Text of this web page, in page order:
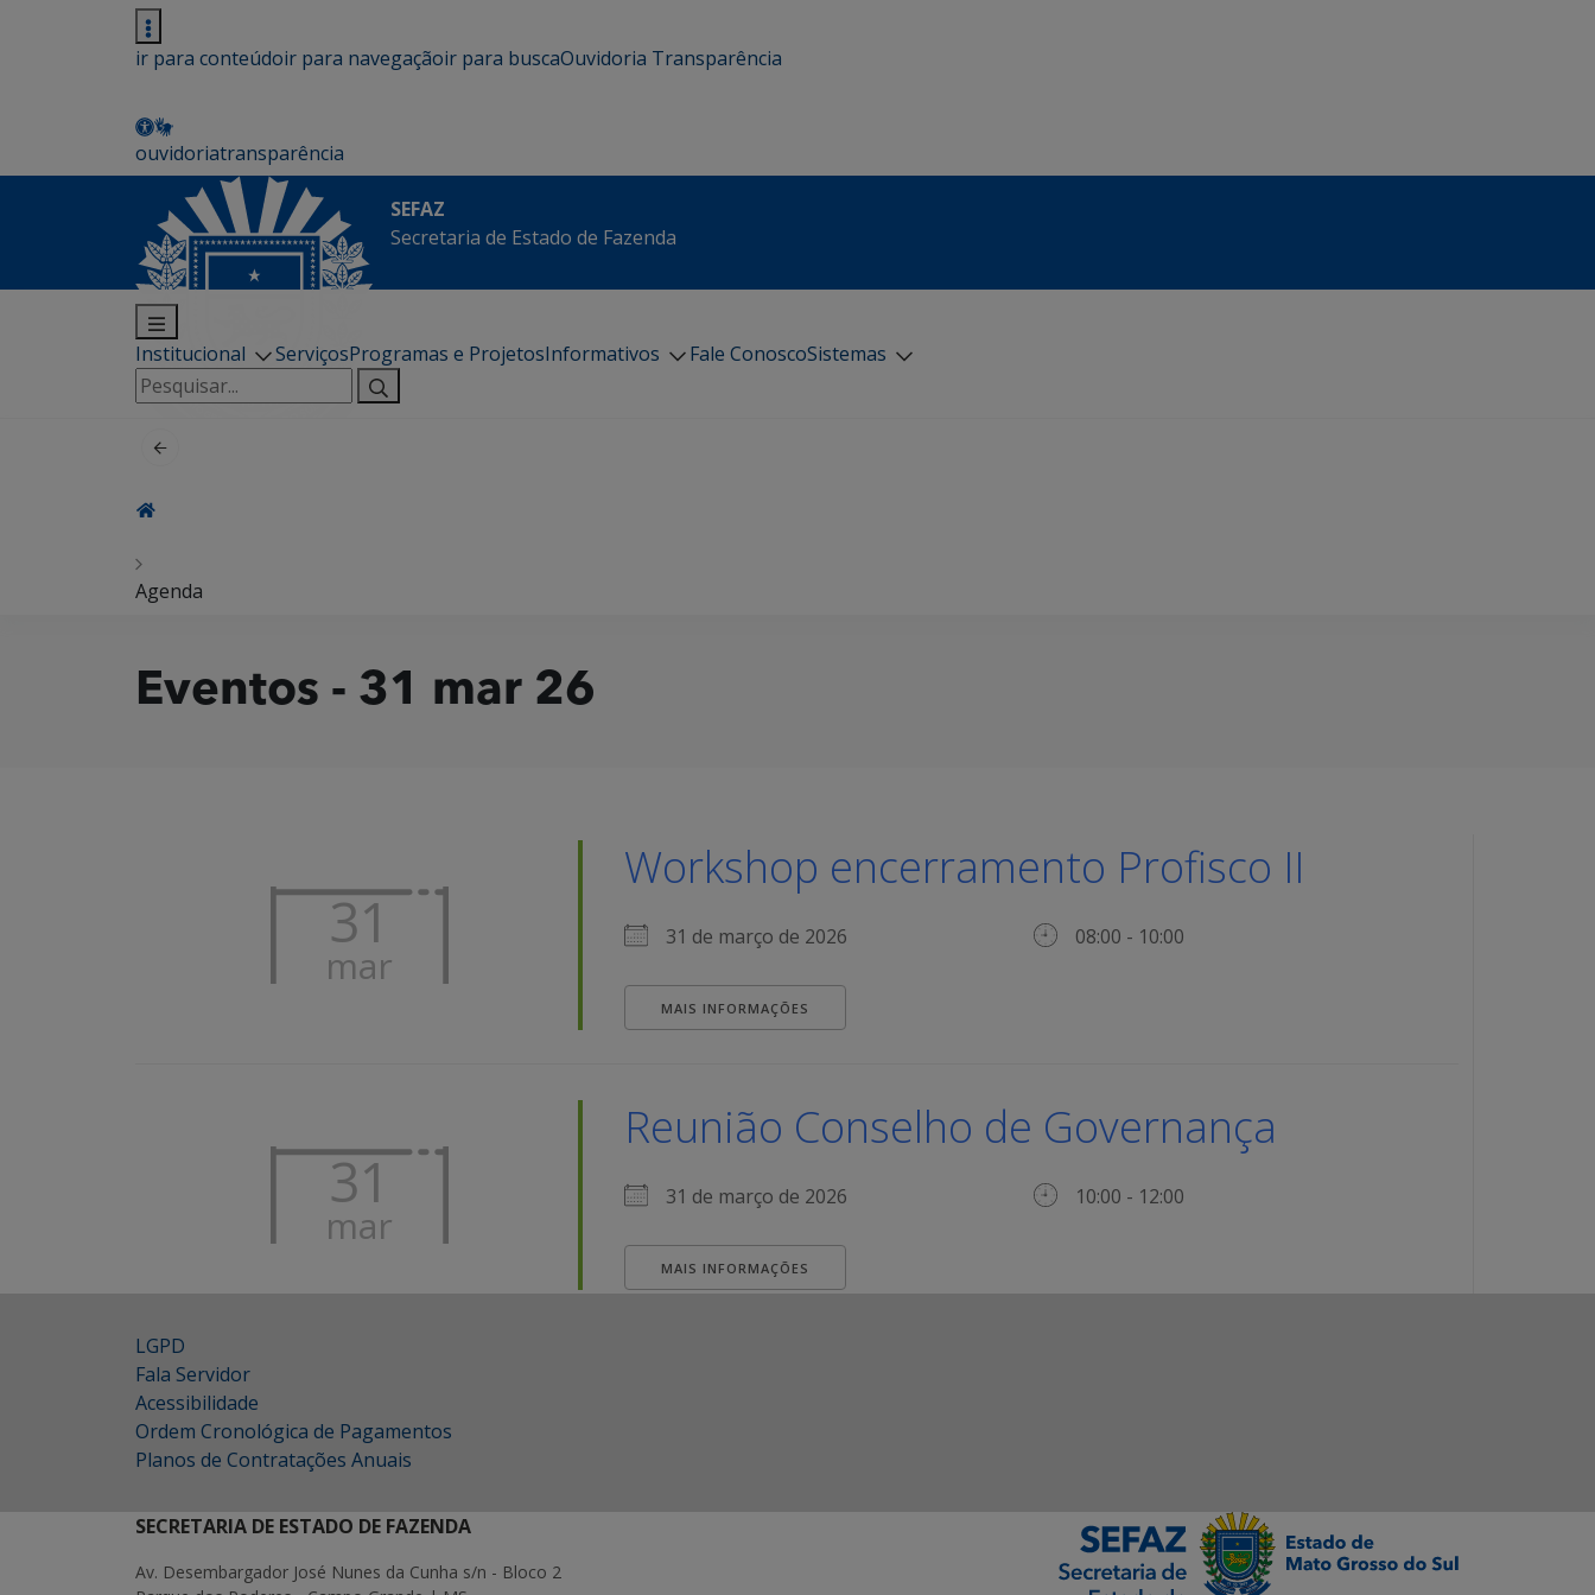
ir para conteúdoir para navegaçãoir para buscaOuvidoria Transparência
ouvidoriatransparência
SEFAZ
Secretaria de Estado de Fazenda
Institucional ServiçosProgramas e ProjetosInformativos Fale ConoscoSistemas
Pesquisar
por:
Agenda
Eventos - 31 mar 26
31
mar
Workshop encerramento Profisco II
31 de março de 2026 08:00 - 10:00
MAIS INFORMAÇÕES
31
mar
Reunião Conselho de Governança
31 de março de 2026 10:00 - 12:00
MAIS INFORMAÇÕES
LGPD
Fala Servidor
Acessibilidade
Ordem Cronológica de Pagamentos
Planos de Contratações Anuais
SECRETARIA DE ESTADO DE FAZENDA
Av. Desembargador José Nunes da Cunha s/n - Bloco 2